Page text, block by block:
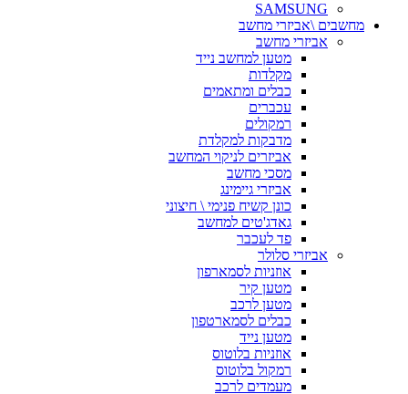
SAMSUNG
מחשבים \אביזרי מחשב
אביזרי מחשב
מטען למחשב נייד
מקלדות
כבלים ומתאמים
עכברים
רמקולים
מדבקות למקלדת
אביזרים לניקוי המחשב
מסכי מחשב
אביזרי גיימינג
כונן קשיח פנימי \ חיצוני
גאדג'טים למחשב
פד לעכבר
אביזרי סלולר
אוזניות לסמארפון
מטען קיר
מטען לרכב
כבלים לסמארטפון
מטען נייד
אוזניות בלוטוס
רמקול בלוטוס
מעמדים לרכב